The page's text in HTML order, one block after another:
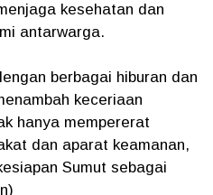
kesehatan dan
antarwarga.
berbagai hiburan dan
keceriaan
hanya mempererat
dan aparat keamanan,
Sumut sebagai